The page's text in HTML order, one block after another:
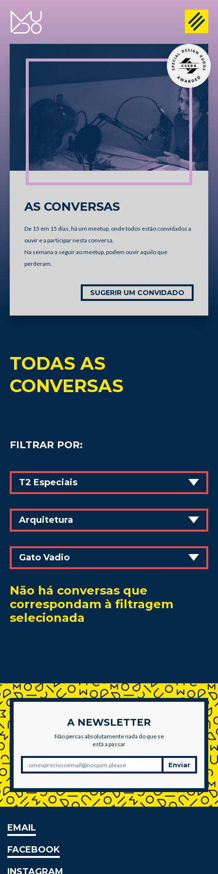
AS CONVERSAS
De 15 em 15 dias, há um meetup, onde todos estão convidados a
ouvir e a participar nesta conversa.
Na semana a seguir ao meetup, podem ouvir aquilo que
perderam.
SUGERIR UM CONVIDADO
TODAS AS
CONVERSAS
FILTRAR POR:
T2 Especiais
Arquitetura
Gato Vadio
Não há conversas que
correspondam à filtragem
selecionada
A NEWSLETTER
Não percas absolutamente nada do que se
está a passar
Enviar
EMAIL
FACEBOOK
INSTAGRAM